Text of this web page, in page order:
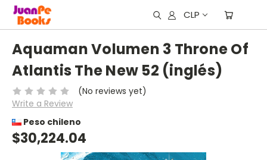
CLP
Aquaman Volumen 3 Throne Of
Atlantis The New 52 (inglés)
(No reviews yet)
Write a Review
Peso chileno
$30,224.04